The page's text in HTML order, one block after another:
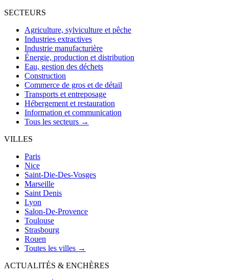
SECTEURS
Agriculture, sylviculture et pêche
Industries extractives
Industrie manufacturière
Énergie, production et distribution
Eau, gestion des déchets
Construction
Commerce de gros et de détail
Transports et entreposage
Hébergement et restauration
Information et communication
Tous les secteurs →
VILLES
Paris
Nice
Saint-Die-Des-Vosges
Marseille
Saint Denis
Lyon
Salon-De-Provence
Toulouse
Strasbourg
Rouen
Toutes les villes →
ACTUALITÉS & ENCHÈRES